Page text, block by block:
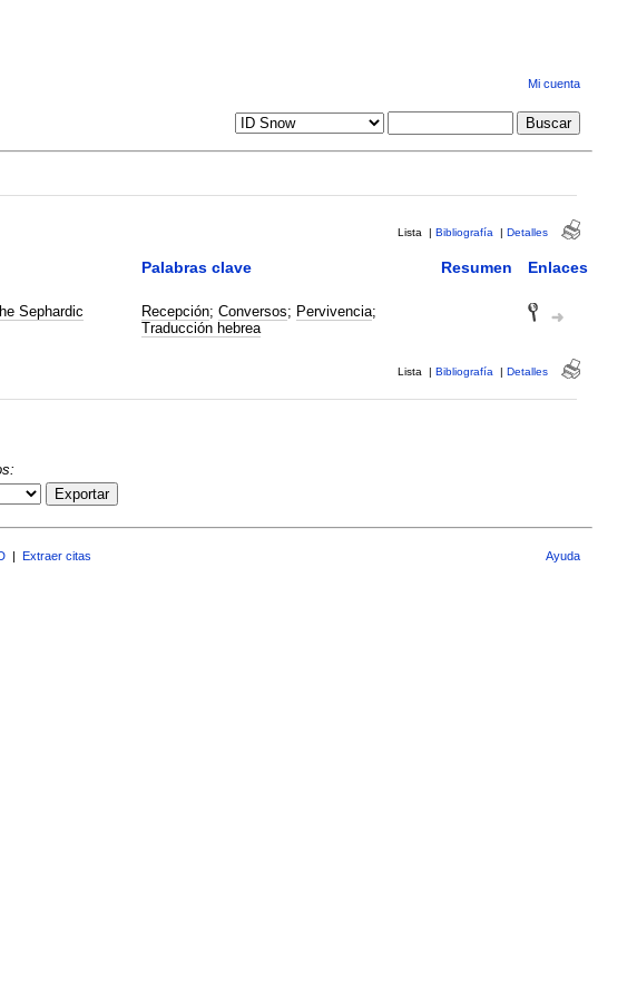
Mi cuenta
Lista | Bibliografía | Detalles
Palabras clave Resumen Enlaces
Sephardic
Recepción; Conversos; Pervivencia;
Traducción hebrea
Lista | Bibliografía | Detalles
Exportar
Extraer citas Ayuda